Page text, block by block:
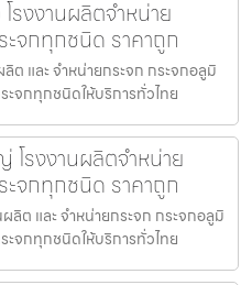
รงงานผลิตจำหน่าย
ะจกทุกชนิด ราคาถูก
ต และ จำหน่ายกระจก กระจกอลูมิ
ะจกทุกชนิดให้บริการทั่วไทย
โรงงานผลิตจำหน่าย
ะจกทุกชนิด ราคาถูก
ลิต และ จำหน่ายกระจก กระจกอลูมิ
ะจกทุกชนิดให้บริการทั่วไทย